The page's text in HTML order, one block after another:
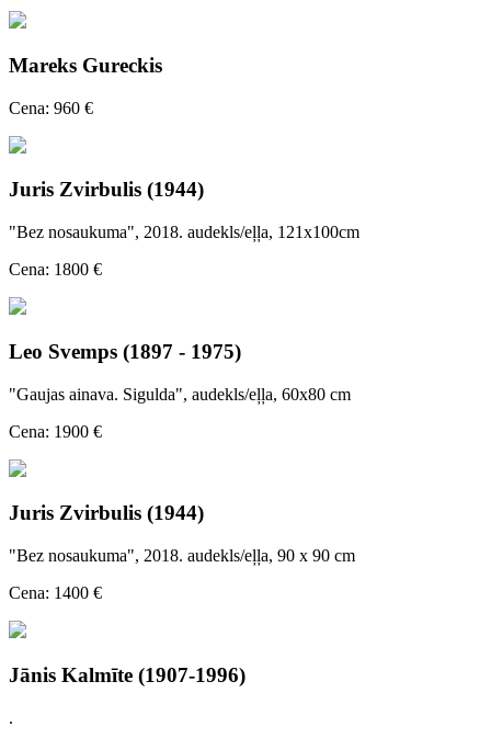
Mareks Gureckis
Cena: 960 €
Juris Zvirbulis (1944)
"Bez nosaukuma", 2018. audekls/eļļa, 121x100cm
Cena: 1800 €
Leo Svemps (1897 - 1975)
"Gaujas ainava. Sigulda", audekls/eļļa, 60x80 cm
Cena: 1900 €
Juris Zvirbulis (1944)
"Bez nosaukuma", 2018. audekls/eļļa, 90 x 90 cm
Cena: 1400 €
Jānis Kalmīte (1907-1996)
.